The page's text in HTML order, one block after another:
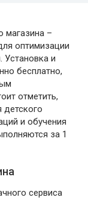
магазина –
оптимизации
Установка и
бесплатно,
отметить,
детского
и обучения
за 1
сервиса